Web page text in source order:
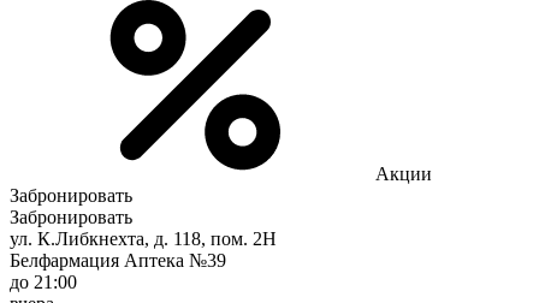
Акции
Забронировать
Забронировать
ул. К.Либкнехта, д. 118, пом. 2Н
Белфармация Аптека №39
до 21:00